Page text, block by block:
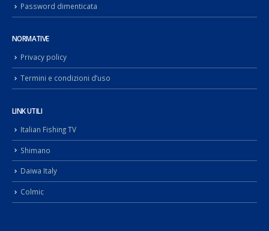
Password dimenticata
NORMATIVE
Privacy policy
Termini e condizioni d’uso
LINK UTILI
Italian Fishing TV
Shimano
Daiwa Italy
Colmic